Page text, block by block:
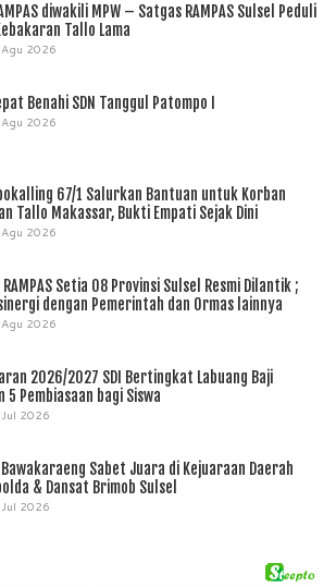
diwakili MPW – Satgas RAMPAS Sulsel Peduli
Tallo Lama
2026
Benahi SDN Tanggul Patompo I
2026
67/1 Salurkan Bantuan untuk Korban
Tallo Makassar, Bukti Empati Sejak Dini
2026
RAMPAS Setia 08 Provinsi Sulsel Resmi Dilantik ;
dengan Pemerintah dan Ormas lainnya
2026
2026/2027 SDI Bertingkat Labuang Baji
5 Pembiasaan bagi Siswa
2026
Bawakaraeng Sabet Juara di Kejuaraan Daerah
& Dansat Brimob Sulsel
2026